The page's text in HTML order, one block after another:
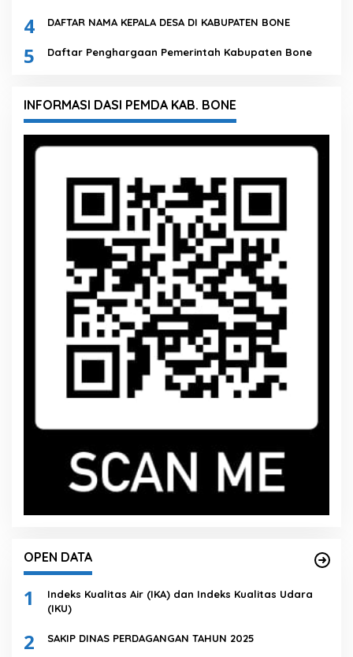
4 DAFTAR NAMA KEPALA DESA DI KABUPATEN BONE
5 Daftar Penghargaan Pemerintah Kabupaten Bone
INFORMASI DASI PEMDA KAB. BONE
OPEN DATA
1
Indeks Kualitas Air (IKA) dan Indeks Kualitas Udara
(IKU)
2 SAKIP DINAS PERDAGANGAN TAHUN 2025